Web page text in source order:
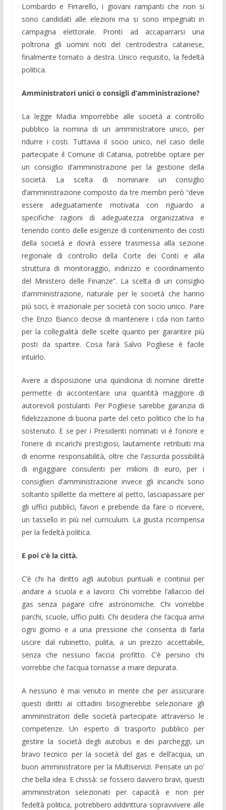
Lombardo e Firrarello, i giovani rampanti che non si
sono candidati alle elezioni ma si sono impegnati in
campagna elettorale. Pronti ad accaparrarsi una
poltrona gli uomini noti del centrodestra catanese,
finalmente tornato a destra. Unico requisito, la fedeltà
politica.
Amministratori unici o consigli d’amministrazione?
La legge Madia imporrebbe alle società a controllo
pubblico la nomina di un amministratore unico, per
ridurre i costi. Tuttavia il socio unico, nel caso delle
partecipate il Comune di Catania, potrebbe optare per
un consiglio d’amministrazione per la gestione della
società. La scelta di nominare un consiglio
d’amministrazione composto da tre membri però “deve
essere adeguatamente motivata con riguardo a
specifiche ragioni di adeguatezza organizzativa e
tenendo conto delle esigenze di contenimento dei costi
della società e dovrà essere trasmessa alla sezione
regionale di controllo della Corte dei Conti e alla
struttura di monitoraggio, indirizzo e coordinamento
del Ministero delle Finanze”. La scelta di un consiglio
d’amministrazione, naturale per le società che hanno
più soci, è irrazionale per società con socio unico. Pare
che Enzo Bianco decise di mantenere i cda non tanto
per la collegialità delle scelte quanto per garantire più
posti da spartire. Cosa farà Salvo Pogliese è facile
intuirlo.
Avere a disposizione una quindicina di nomine dirette
permette di accontentare una quantità maggiore di
autorevoli postulanti. Per Pogliese sarebbe garanzia di
fidelizzazione di buona parte del ceto politico che lo ha
sostenuto. E se per i Presidenti nominati vi è l’onore e
l’onere di incarichi prestigiosi, lautamente retribuiti ma
di enorme responsabilità, oltre che l’assurda possibilità
di ingaggiare consulenti per milioni di euro, per i
consiglieri d’amministrazione invece gli incarichi sono
soltanto spillette da mettere al petto, lasciapassare per
gli uffici pubblici, favori e prebende da fare o ricevere,
un tassello in più nel curriculum. La giusta ricompensa
per la fedeltà politica.
E poi c’è la città.
C’è chi ha diritto agli autobus puntuali e continui per
andare a scuola e a lavoro. Chi vorrebbe l’allaccio del
gas senza pagare cifre astronomiche. Chi vorrebbe
parchi, scuole, uffici puliti. Chi desidera che l’acqua arrivi
ogni giorno e a una pressione che consenta di farla
uscire dal rubinetto, pulita, a un prezzo accettabile,
senza che nessuno faccia profitto. C’è persino chi
vorrebbe che l’acqua tornasse a mare depurata.
A nessuno è mai venuto in mente che per assicurare
questi diritti ai cittadini bisognerebbe selezionare gli
amministratori delle società partecipate attraverso le
competenze. Un esperto di trasporto pubblico per
gestire la società degli autobus e dei parcheggi, un
bravo tecnico per la società del gas e dell’acqua, un
buon amministratore per la Multiservizi. Pensate un po’
che bella idea. E chissà: se fossero davvero bravi, questi
amministratori selezionati per capacità e non per
fedeltà politica, potrebbero addirittura sopravvivere alle